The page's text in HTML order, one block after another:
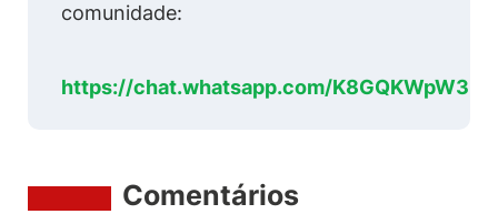
comunidade:
https://chat.whatsapp.com/
Comentários